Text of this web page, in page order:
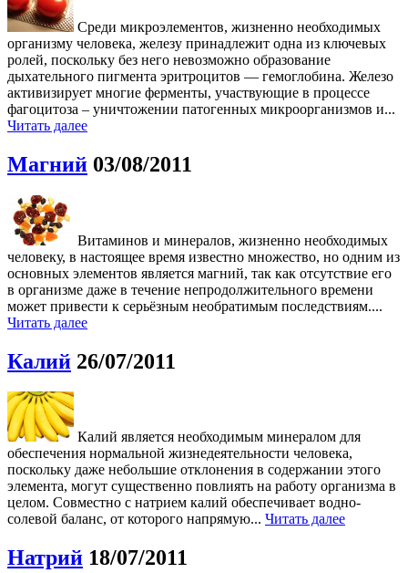
Среди микроэлементов, жизненно необходимых
организму человека, железу принадлежит одна из ключевых
ролей, поскольку без него невозможно образование
дыхательного пигмента эритроцитов — гемоглобина. Железо
активизирует многие ферменты, участвующие в процессе
фагоцитоза – уничтожении патогенных микроорганизмов и...
Читать далее
Магний 03/08/2011
Витаминов и минералов, жизненно необходимых
человеку, в настоящее время известно множество, но одним из
основных элементов является магний, так как отсутствие его
в организме даже в течение непродолжительного времени
может привести к серьёзным необратимым последствиям....
Читать далее
Калий 26/07/2011
Калий является необходимым минералом для
обеспечения нормальной жизнедеятельности человека,
поскольку даже небольшие отклонения в содержании этого
элемента, могут существенно повлиять на работу организма в
целом. Совместно с натрием калий обеспечивает водно-
солевой баланс, от которого напрямую... Читать далее
Натрий 18/07/2011